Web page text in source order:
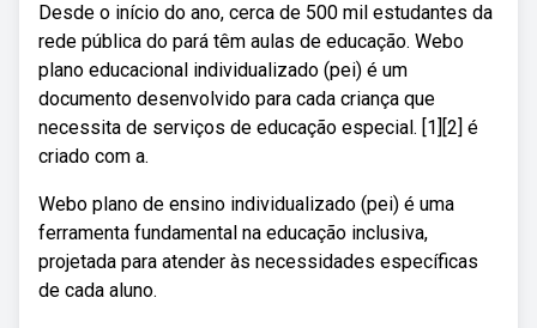
Desde o início do ano, cerca de 500 mil estudantes da
rede pública do pará têm aulas de educação. Webo
plano educacional individualizado (pei) é um
documento desenvolvido para cada criança que
necessita de serviços de educação especial. [1][2] é
criado com a.
Webo plano de ensino individualizado (pei) é uma
ferramenta fundamental na educação inclusiva,
projetada para atender às necessidades específicas
de cada aluno.